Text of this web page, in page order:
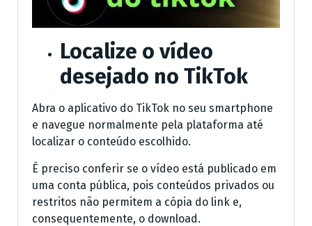
Localize o vídeo
desejado no TikTok
Abra o aplicativo do TikTok no seu smartphone
e navegue normalmente pela plataforma até
localizar o conteúdo escolhido.
É preciso conferir se o vídeo está publicado em
uma conta pública, pois conteúdos privados ou
restritos não permitem a cópia do link e,
consequentemente, o download.